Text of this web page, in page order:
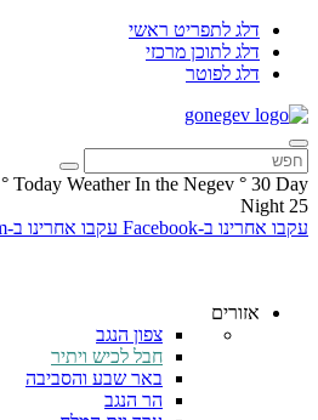
דלג לתפריט ראשי
דלג לתוכן מרכזי
דלג לפוטר
Today Weather In the Negev ° 30 Day
°
25
Night
עקבו אחרינו ב-Facebook
עקבו אחרינו ב-Instagram
אזורים
צפון הנגב
חבל לכיש ויתיר
באר שבע והסביבה
הר הנגב